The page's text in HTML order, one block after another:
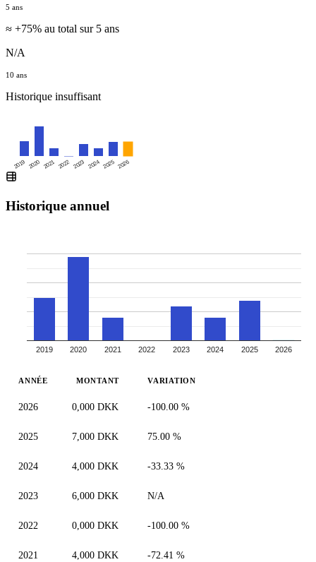
5 ans
≈ +75% au total sur 5 ans
N/A
10 ans
Historique insuffisant
2019 2020 2021 2022 2023 2024 2025 2026
Historique annuel
2019 2020 2021 2022 2023 2024 2025 2026
ANNÉE MONTANT VARIATION
2026 0,000 DKK -100.00 %
2025 7,000 DKK 75.00 %
2024 4,000 DKK -33.33 %
2023 6,000 DKK N/A
2022 0,000 DKK -100.00 %
2021 4,000 DKK -72.41 %